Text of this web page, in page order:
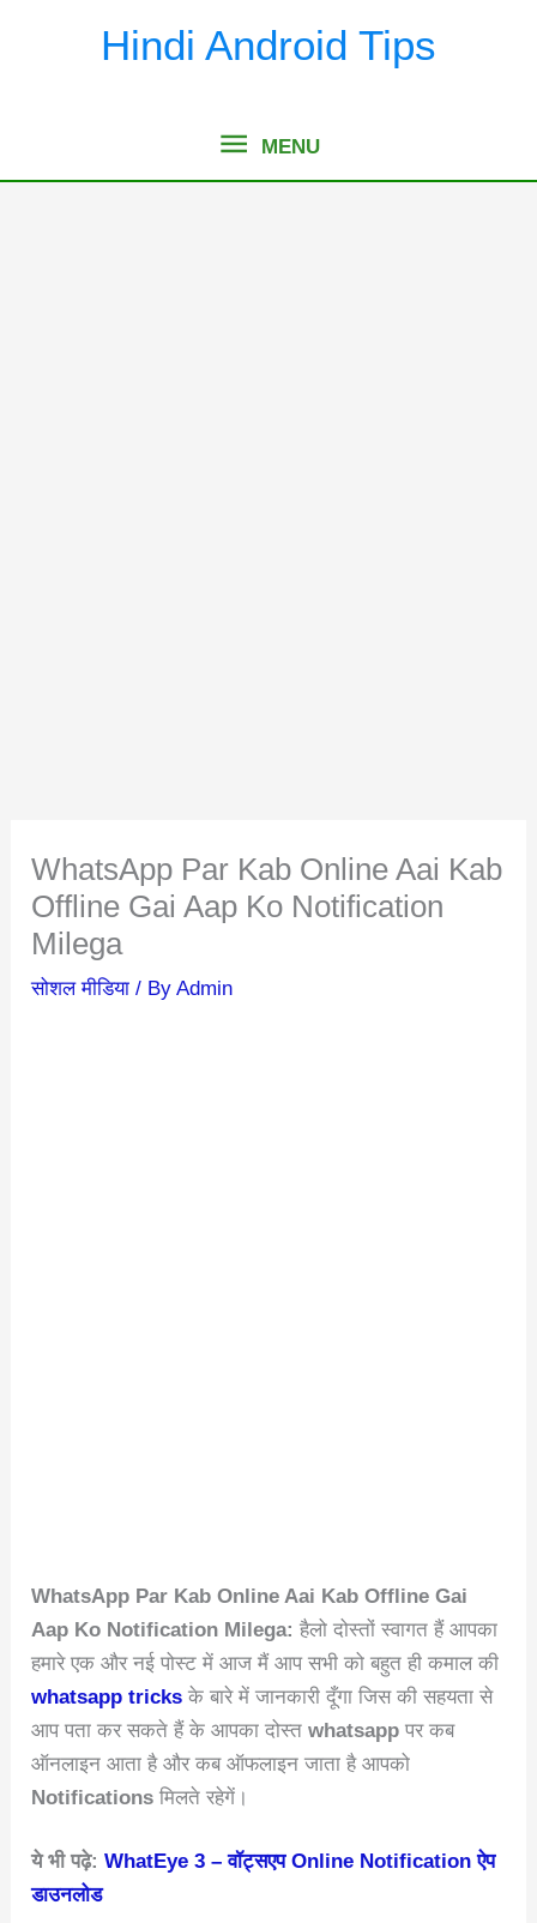
Hindi Android Tips
MENU
MENU
WhatsApp Par Kab Online Aai Kab
Offline Gai Aap Ko Notification
Milega
सोशल मीडिया / ByAdmin
WhatsApp Par Kab Online Aai Kab Offline Gai
Aap Ko Notification Milega: हैलो दोस्तों स्वागत हैं आपका
हमारे एक और नई पोस्ट में आज मैं आप सभी को बहुत ही कमाल की
whatsapp tricks के बारे में जानकारी दूँगा जिस की सहयता से
आप पता कर सकते हैं के आपका दोस्तwhatsapp पर कब
ऑनलाइन आता है और कब ऑफलाइन जाता है आपको
Notifications मिलते रहेगें।
ये भी पढ़े:WhatEye 3 – वॉट्सएप Online Notification ऐप
डाउनलोड